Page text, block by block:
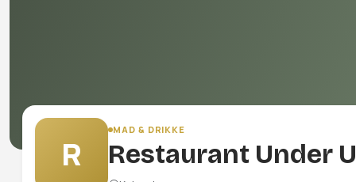
R
MAD & DRIKKE
Restaurant Under